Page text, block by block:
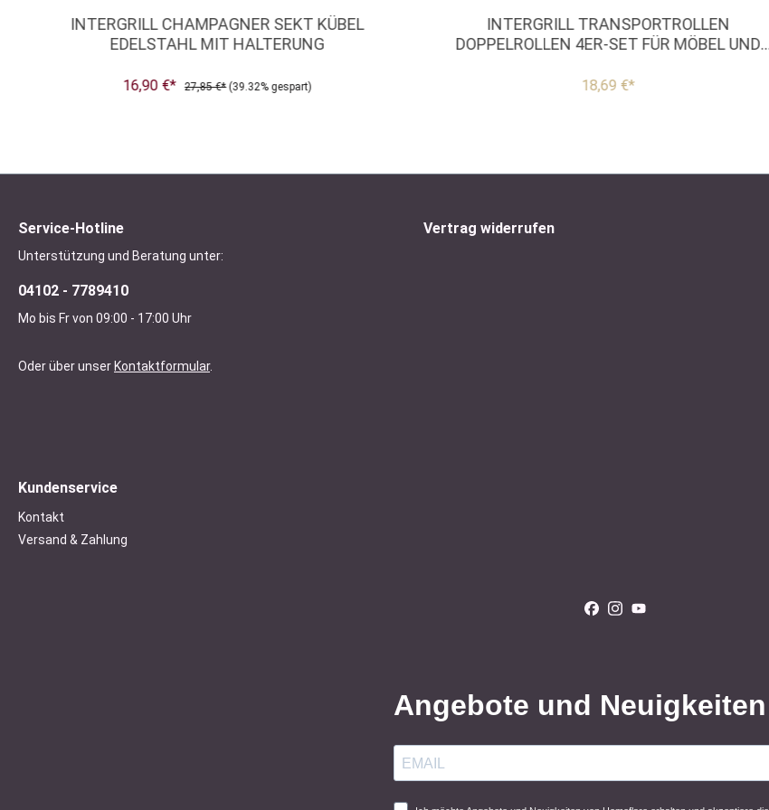
INTERGRILL CHAMPAGNER SEKT KÜBEL
EDELSTAHL MIT HALTERUNG
16,90 €* 27,85 €* (39.32% gespart)
INTERGRILL TRANSPORTROLLEN
DOPPELROLLEN 4ER-SET FÜR MÖBEL UND
18,69 €*
Service-Hotline
Unterstützung und Beratung unter:
04102 - 7789410
Mo bis Fr von 09:00 - 17:00 Uhr
Oder über unser Kontaktformular.
Vertrag widerrufen
Kundenservice
Kontakt
Versand & Zahlung
Angebote und Neuigkeiten